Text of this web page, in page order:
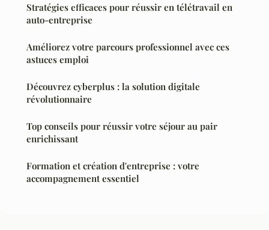
Stratégies efficaces pour réussir en télétravail en
auto-entreprise
Améliorez votre parcours professionnel avec ces
astuces emploi
Découvrez cyberplus : la solution digitale
révolutionnaire
Top conseils pour réussir votre séjour au pair
enrichissant
Formation et création d'entreprise : votre
accompagnement essentiel